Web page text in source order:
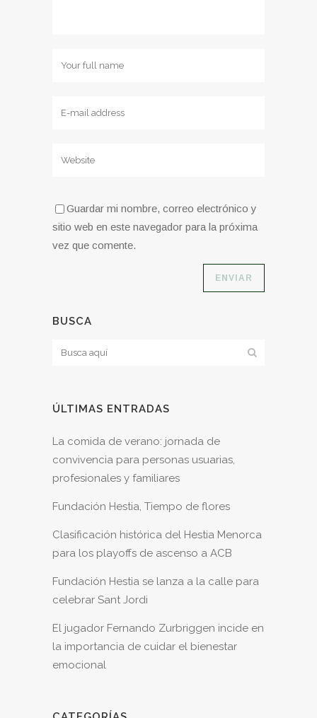
Guardar mi nombre, correo electrónico y
sitio web en este navegador para la próxima
vez que comente.
BUSCA
ÚLTIMAS ENTRADAS
La comida de verano: jornada de
convivencia para personas usuarias,
profesionales y familiares
Fundación Hestia, Tiempo de flores
Clasificación histórica del Hestia Menorca
para los playoffs de ascenso a ACB
Fundación Hestia se lanza a la calle para
celebrar Sant Jordi
El jugador Fernando Zurbriggen incide en
la importancia de cuidar el bienestar
emocional